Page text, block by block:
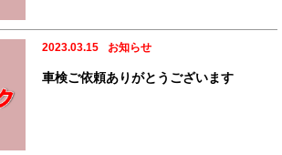
2023.03.15 お知らせ
車検ご依頼ありがとうございます